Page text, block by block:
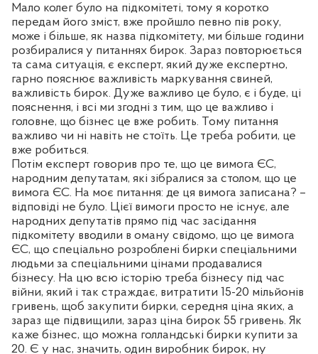
Мало колег було на підкомітеті, тому я коротко
передам його зміст, вже пройшло певно пів року,
може і більше, як назва підкомітету, ми більше години
розбиралися у питаннях бирок. Зараз повторюється
та сама ситуація, є експерт, який дуже експертно,
гарно пояснює важливість маркування свиней,
важливість бирок. Дуже важливо це було, є і буде, ці
пояснення, і всі ми згодні з тим, що це важливо і
головне, що бізнес це вже робить. Тому питання
важливо чи ні навіть не стоїть. Це треба робити, це
вже робиться.
Потім експерт говорив про те, що це вимога ЄС,
народним депутатам, які зібралися за столом, що це
вимога ЄС. На моє питання: де ця вимога записана? –
відповіді не було. Цієї вимоги просто не існує, але
народних депутатів прямо під час засідання
підкомітету вводили в оману свідомо, що це вимога
ЄС, що спеціально розроблені бирки спеціальними
людьми за спеціальними цінами продавалися
бізнесу. На цю всю історію треба бізнесу під час
війни, який і так страждає, витратити 15-20 мільйонів
гривень, щоб закупити бирки, середня ціна яких, а
зараз ще підвищили, зараз ціна бирок 55 гривень. Як
каже бізнес, що можна голландські бирки купити за
20. Є у нас, значить, один виробник бирок, ну